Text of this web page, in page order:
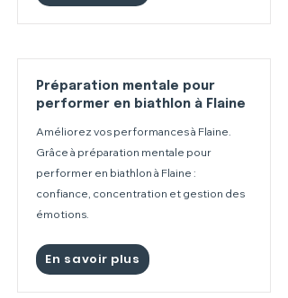
Préparation mentale pour
performer en biathlon à Flaine
Améliorez vos performances à Flaine.
Grâce à préparation mentale pour
performer en biathlon à Flaine :
confiance, concentration et gestion des
émotions.
En savoir plus